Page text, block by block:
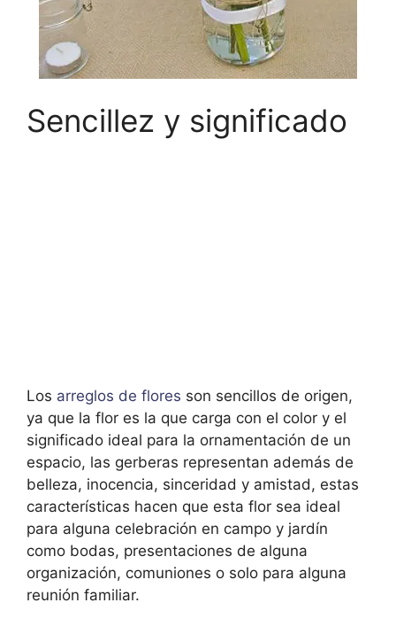
Sencillez y significado
Los arreglos de flores son sencillos de origen,
ya que la flor es la que carga con el color y el
significado ideal para la ornamentación de un
espacio, las gerberas representan además de
belleza, inocencia, sinceridad y amistad, estas
características hacen que esta flor sea ideal
para alguna celebración en campo y jardín
como bodas, presentaciones de alguna
organización, comuniones o solo para alguna
reunión familiar.